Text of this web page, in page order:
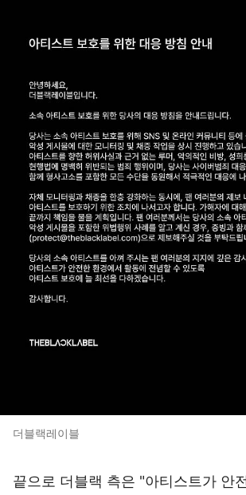
더블랙레이블
끝으로 더블랙 측은 "아티스트가 안